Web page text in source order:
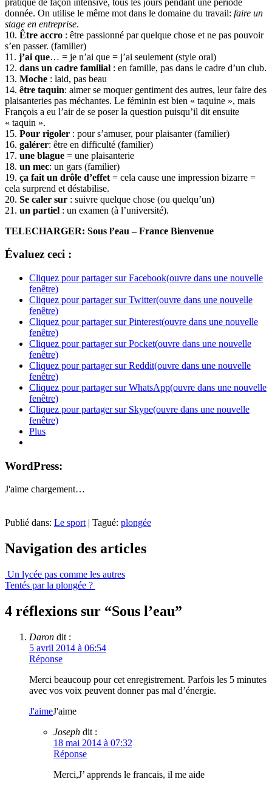
donnée. On utilise le même mot dans le domaine du travail: faire un
stage en entreprise.
10. Être accro : être passionné par quelque chose et ne pas pouvoir
s’en passer. (familier)
11. j’ai que… = je n’ai que = j’ai seulement (style oral)
12. dans un cadre familial : en famille, pas dans le cadre d’un club.
13. Moche : laid, pas beau
14. être taquin: aimer se moquer gentiment des autres, leur faire des
plaisanteries pas méchantes. Le féminin est bien « taquine », mais
François a eu l’air de se poser la question puisqu’il dit ensuite
« taquin ».
15. Pour rigoler : pour s’amuser, pour plaisanter (familier)
16. galérer: être en difficulté (familier)
17. une blague = une plaisanterie
18. un mec: un gars (familier)
19. ça fait un drôle d’effet = cela cause une impression bizarre =
cela surprend et déstabilise.
20. Se caler sur : suivre quelque chose (ou quelqu’un)
21. un partiel : un examen (à l’université).
TELECHARGER: Sous l’eau – France Bienvenue
Évaluez ceci :
Cliquez pour partager sur Facebook(ouvre dans une nouvelle
fenêtre)
Cliquez pour partager sur Twitter(ouvre dans une nouvelle
fenêtre)
Cliquez pour partager sur Pinterest(ouvre dans une nouvelle
fenêtre)
Cliquez pour partager sur Pocket(ouvre dans une nouvelle
fenêtre)
Cliquez pour partager sur Reddit(ouvre dans une nouvelle
fenêtre)
Cliquez pour partager sur WhatsApp(ouvre dans une nouvelle
fenêtre)
Cliquez pour partager sur Skype(ouvre dans une nouvelle
fenêtre)
Plus
WordPress:
J'aime chargement…
Publié dans: Le sport Tagué: plongée
Navigation des articles
Un lycée pas comme les autres
Tentés par la plongée ?
4 réflexions sur “Sous l’eau”
Daron dit :
5 avril 2014 à 06:54
Réponse
Merci beaucoup pour cet enregistrement. Parfois les 5 minutes
avec vos voix peuvent donner pas mal d’énergie.
J'aimeJ'aime
Joseph dit :
18 mai 2014 à 07:32
Réponse
Merci,J’ apprends le francais, il me aide